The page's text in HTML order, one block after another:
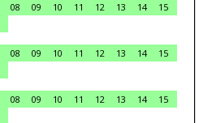
08 09 10 11 12 13 14
15
08 09 10 11 12 13 14
15
08 09 10 11 12 13 14
15